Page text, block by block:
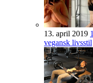
13. april 2019 1
vegansk livsstil